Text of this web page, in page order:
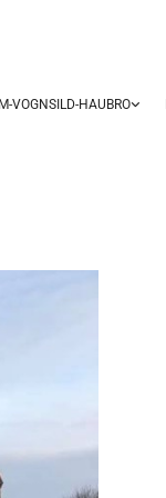
VOGNSILD-HAUBRO